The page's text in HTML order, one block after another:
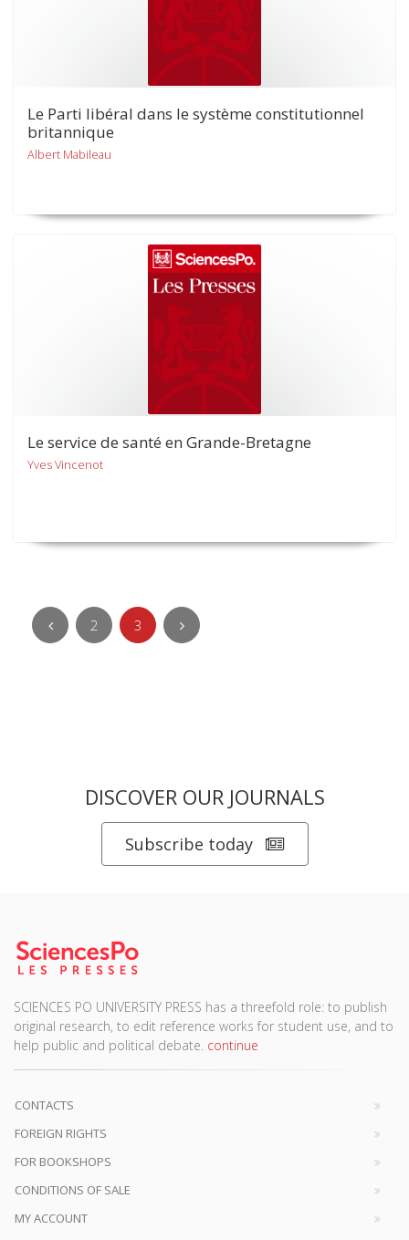
Le Parti libéral dans le système constitutionnel
britannique
Albert Mabileau
Le service de santé en Grande-Bretagne
Yves Vincenot
2 3
DISCOVER OUR JOURNALS
Subscribe today
SCIENCES PO UNIVERSITY PRESS has a threefold role: to publish
original research, to edit reference works for student use, and to
help public and political debate. continue
CONTACTS
FOREIGN RIGHTS
FOR BOOKSHOPS
CONDITIONS OF SALE
MY ACCOUNT